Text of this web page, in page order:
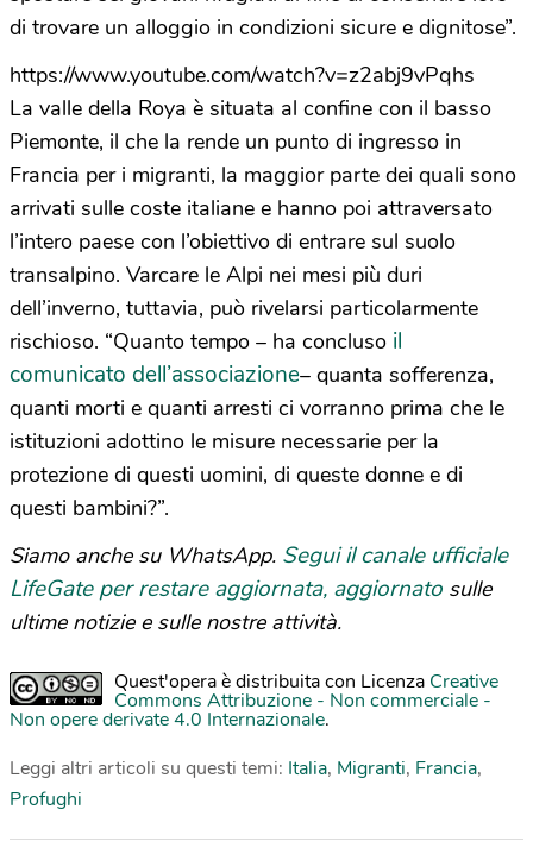
di trovare un alloggio in condizioni sicure e dignitose”.
https://www.youtube.com/watch?v=z2abj9vPqhs
La valle della Roya è situata al confine con il basso
Piemonte, il che la rende un punto di ingresso in
Francia per i migranti, la maggior parte dei quali sono
arrivati sulle coste italiane e hanno poi attraversato
l’intero paese con l’obiettivo di entrare sul suolo
transalpino. Varcare le Alpi nei mesi più duri
dell’inverno, tuttavia, può rivelarsi particolarmente
rischioso. “Quanto tempo – ha concluso il
comunicato dell’associazione– quanta sofferenza,
quanti morti e quanti arresti ci vorranno prima che le
istituzioni adottino le misure necessarie per la
protezione di questi uomini, di queste donne e di
questi bambini?”.
Siamo anche su WhatsApp. Segui il canale ufficiale
LifeGate per restare aggiornata, aggiornato sulle
ultime notizie e sulle nostre attività.
Quest'opera è distribuita con Licenza Creative
Commons Attribuzione - Non commerciale -
Non opere derivate 4.0 Internazionale.
Leggi altri articoli su questi temi: Italia, Migranti, Francia,
Profughi